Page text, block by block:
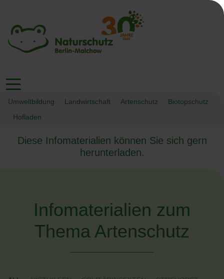
Umweltbildung Landwirtschaft Artenschutz
Biotopschutz
Hofladen
Diese Infomaterialien können Sie sich gern
herunterladen.
Infomaterialien zum
Thema Artenschutz